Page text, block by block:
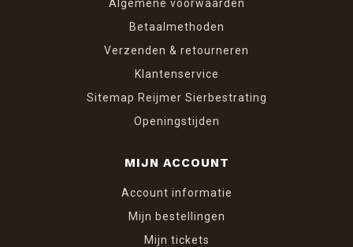
Algemene voorwaarden
Betaalmethoden
Verzenden & retourneren
Klantenservice
Sitemap Reijmer Sierbestrating
Openingstijden
MIJN ACCOUNT
Account informatie
Mijn bestellingen
Mijn tickets